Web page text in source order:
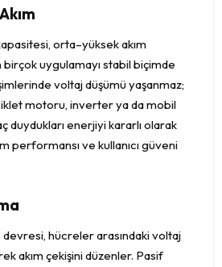
orta–yüksek akım
uygulamayı stabil biçimde
voltaj düşümü yaşanmaz;
motoru, inverter ya da mobil
duydukları enerjiyi kararlı olarak
performansı ve kullanıcı güveni
hücreler arasındaki voltaj
akım çekişini düzenler. Pasif